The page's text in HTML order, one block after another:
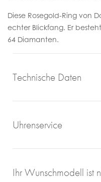
Diese Rosegold-Ring von
echter Blickfang. Er
64 Diamanten.
Technische Daten
Uhrenservice
Mit großem
Freude an schönen
Ihr Wunschmodell ist